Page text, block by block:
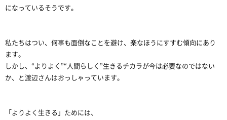
になっているそうです。
私たちはつい、何事も面倒なことを避け、楽なほうにすすむ傾向にあり
ます。
しかし、“よりよく”“人間らしく”生きるチカラが今は必要なのではない
か、と渡辺さんはおっしゃっています。
「よりよく生きる」ためには、